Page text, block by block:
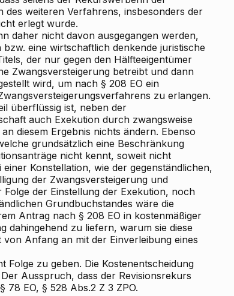
weiteren Verfahrens, insbesonders der
erlegt wurde.
daher nicht davon ausgegangen werden,
eine wirtschaftlich denkende juristische
der nur gegen den Hälfteeigentümer
Zwangsversteigerung betreibt und dann
wird, um nach § 208 EO ein
zu erlangen.
überflüssig ist, neben der
auch Exekution durch zwangsweise
diesem Ergebnis nichts ändern. Ebenso
grundsätzlich eine Beschränkung
nicht kennt, soweit nicht
Konstellation, wie der gegenständlichen,
der Zwangsversteigerung und
der Einstellung der Exekution, noch
Grundbuchstandes wäre die
Antrag nach § 208 EO in kostenmäßiger
dahingehend zu liefern, warum sie diese
Anfang an mit der Einverleibung eines
Folge zu geben. Die Kostenentscheidung
Ausspruch, dass der Revisionsrekurs
78 EO, § 528 Abs.2 Z 3 ZPO.